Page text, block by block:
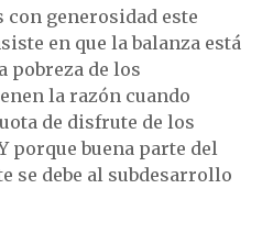
generosidad este
en que la balanza está
pobreza de los
la razón cuando
de disfrute de los
porque buena parte del
se debe al subdesarrollo